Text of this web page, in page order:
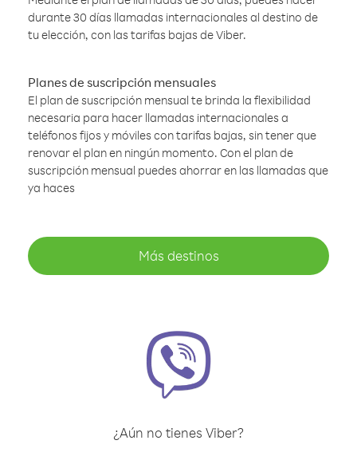
durante 30 días llamadas internacionales al destino de
tu elección, con las tarifas bajas de Viber.
Planes de suscripción mensuales
El plan de suscripción mensual te brinda la flexibilidad
necesaria para hacer llamadas internacionales a
teléfonos fijos y móviles con tarifas bajas, sin tener que
renovar el plan en ningún momento. Con el plan de
suscripción mensual puedes ahorrar en las llamadas que
ya haces
Más destinos
¿Aún no tienes Viber?